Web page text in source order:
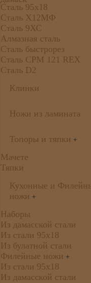
Сталь 95х18
Сталь Х12МФ
Сталь 9ХС
Алмазная сталь
Сталь быстрорез
Сталь CPM 121 REX
Сталь D2
Клинки
Ножи из ламината
Топоры и тяпки +
Мачете
Тяпки
Кухонные и
ножи +
Наборы
Из дамасской стали
Из стали 95х18
Из булатной стали
Филейные ножи +
Из стали 95х18
Из дамасской стали